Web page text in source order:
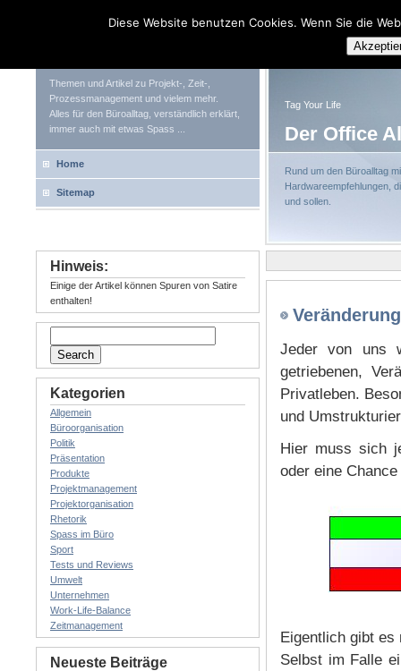
Themen und Artikel zu Projekt-, Zeit-,
Prozessmanagement und vielem mehr.
Alles für den Büroalltag, verständlich erklärt,
immer auch mit etwas Spass ...
Tag Your Life
Der Office
Rund um den Büroalltag
Hardwareempfehlungen,
und sollen.
Home
Sitemap
Jeder von uns
getriebenen,
Privatleben.
und
Hier muss sich
oder eine
Eigentlich gibt es
Selbst im Falle
Hinweis:
Einige der Artikel können Spuren von Satire
enthalten!
Kategorien
Allgemein
Büroorganisation
Politik
Präsentation
Produkte
Projektmanagement
Projektorganisation
Rhetorik
Spass im Büro
Sport
Tests und Reviews
Umwelt
Unternehmen
Work-Life-Balance
Zeitmanagement
Neueste Beiträge
Diese Website benutzen Cookies. Wenn Sie die